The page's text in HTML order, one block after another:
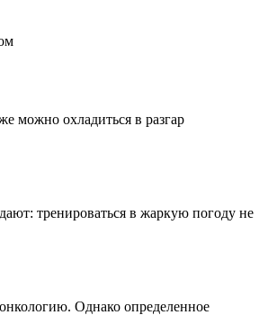
можно охладиться в разгар
тренироваться в жаркую погоду не
Однако определенное